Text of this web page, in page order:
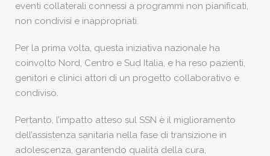
eventi collaterali connessi a programmi non pianificati,
non condivisi e inappropriati.
Per la prima volta, questa iniziativa nazionale ha
coinvolto Nord, Centro e Sud Italia, e ha reso pazienti,
genitori e clinici attori di un progetto collaborativo e
condiviso.
Pertanto, l’impatto atteso sul SSN è il miglioramento
dell’assistenza sanitaria nella fase di transizione in
adolescenza, garantendo qualità della cura,